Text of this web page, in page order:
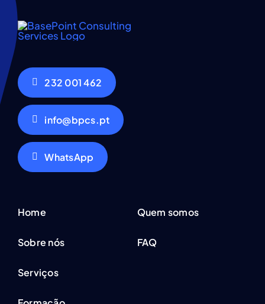
232 001 462
info@bpcs.pt
WhatsApp
Home
Sobre nós
Serviços
Quem somos
FAQ